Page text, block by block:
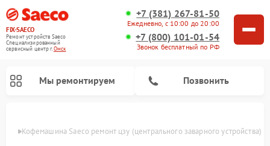
FIX-SAECO
Ремонт устройств Saeco
Специализированный
cервисный центр г.Омск
+7 (381) 267-81-50
Ежедневно, с 10:00 до 20:00
+7 (800) 101-01-54
Звонок бесплатный по РФ
Мы ремонтируем Позвонить
Кофемашина Saeco ремонт цзу (центрального заварного устройства)